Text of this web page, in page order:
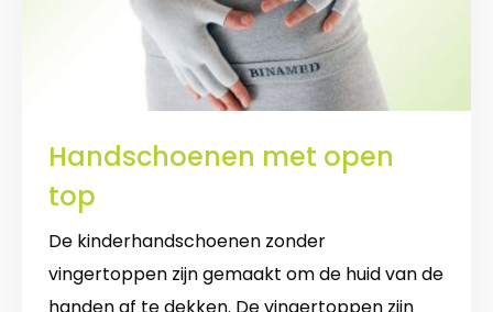
Handschoenen met open
top
De kinderhandschoenen zonder
vingertoppen zijn gemaakt om de huid van de